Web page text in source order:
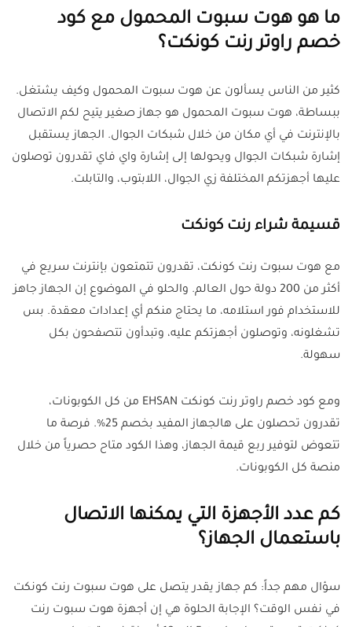
ما هو هوت سبوت المحمول مع كود
خصم راوتر رنت كونكت؟
كثير من الناس يسألون عن هوت سبوت المحمول وكيف يشتغل.
ببساطة، هوت سبوت المحمول هو جهاز صغير يتيح لكم الاتصال
بالإنترنت في أي مكان من خلال شبكات الجوال. الجهاز يستقبل
إشارة شبكات الجوال ويحولها إلى إشارة واي فاي تقدرون توصلون
عليها أجهزتكم المختلفة زي الجوال، اللابتوب، والتابلت.
قسيمة شراء رنت كونكت
مع هوت سبوت رنت كونكت، تقدرون تتمتعون بإنترنت سريع في
أكثر من 200 دولة حول العالم. والحلو في الموضوع إن الجهاز جاهز
للاستخدام فور استلامه، ما يحتاج منكم أي إعدادات معقدة. بس
تشغلونه، وتوصلون أجهزتكم عليه، وتبدأون تتصفحون بكل
سهولة.
ومع كود خصم راوتر رنت كونكت EHSAN من كل الكوبونات،
تقدرون تحصلون على هالجهاز المفيد بخصم 25%. فرصة ما
تتعوض لتوفير ربع قيمة الجهاز، وهذا الكود متاح حصرياً من خلال
منصة كل الكوبونات.
كم عدد الأجهزة التي يمكنها الاتصال
باستعمال الجهاز؟
سؤال مهم جداً: كم جهاز يقدر يتصل على هوت سبوت رنت كونكت
في نفس الوقت؟ الإجابة الحلوة هي إن أجهزة هوت سبوت رنت